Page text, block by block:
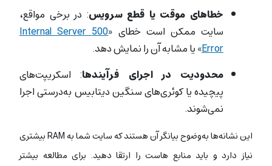
خطاهای موقت یا قطع سرویس: در برخی مواقع،
سایت ممکن است خطای «
500 Internal Server
Error» یا مشابه آن را نمایش دهد.
محدودیت در اجرای فرآیندها: اسکریپت‌های
پیچیده یا کوئری‌های سنگین دیتابیس به‌درستی اجرا
نمی‌شوند.
این نشانه‌ها به‌وضوح بیانگر آن هستند که سایت شما به RAM بیشتری
نیاز دارد و باید منابع هاست را ارتقا دهید. برای مطالعه بیشتر